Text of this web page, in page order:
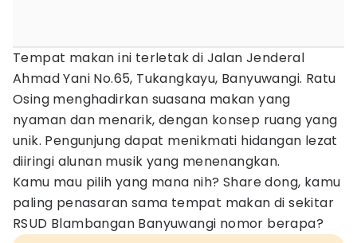
Tempat makan ini terletak di Jalan Jenderal
Ahmad Yani No.65, Tukangkayu, Banyuwangi. Ratu
Osing menghadirkan suasana makan yang
nyaman dan menarik, dengan konsep ruang yang
unik. Pengunjung dapat menikmati hidangan lezat
diiringi alunan musik yang menenangkan.
Kamu mau pilih yang mana nih? Share dong, kamu
paling penasaran sama tempat makan di sekitar
RSUD Blambangan Banyuwangi nomor berapa?